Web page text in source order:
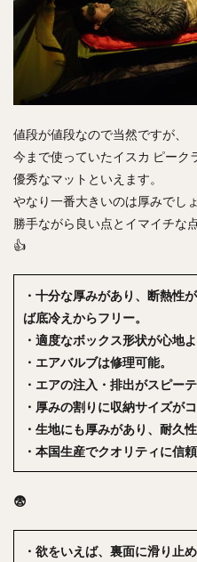
値段が値段なので当然ですが、
今まで使っていたイスカ ピーク
優秀なマットといえます。
やなり一番大きいのは厚みでしょ
勝手ながら良い点とイマイチな
👍
・十分な厚みがあり、断熱性
ば底冷えからフリー。
・適度なボックス形状が心地
・エアバルブは修理可能。
・エアの注入・排出がスピー
・厚みの割りに収納サイズがコ
・生地にも厚みがあり、耐久性
・本国生産でクオリティに信頼
😨
・欲をいえば、裏面に滑り止